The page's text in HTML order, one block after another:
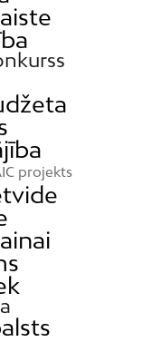
projekts